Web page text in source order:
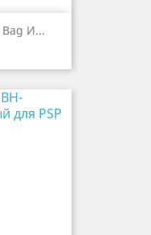
И...